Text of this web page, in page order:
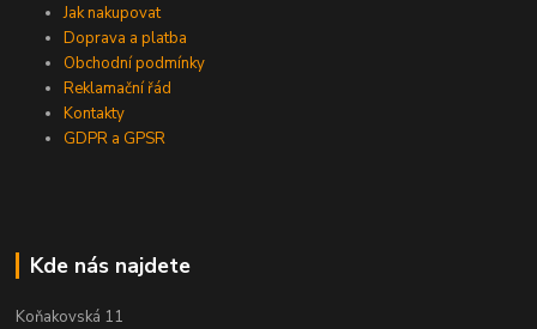
Jak nakupovat
Doprava a platba
Obchodní podmínky
Reklamační řád
Kontakty
GDPR a GPSR
Kde nás najdete
Koňakovská 11